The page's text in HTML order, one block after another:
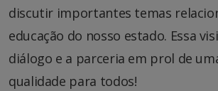
discutir importantes temas
educação do nosso estado. Essa
diálogo e a parceria em prol de
qualidade para todos!